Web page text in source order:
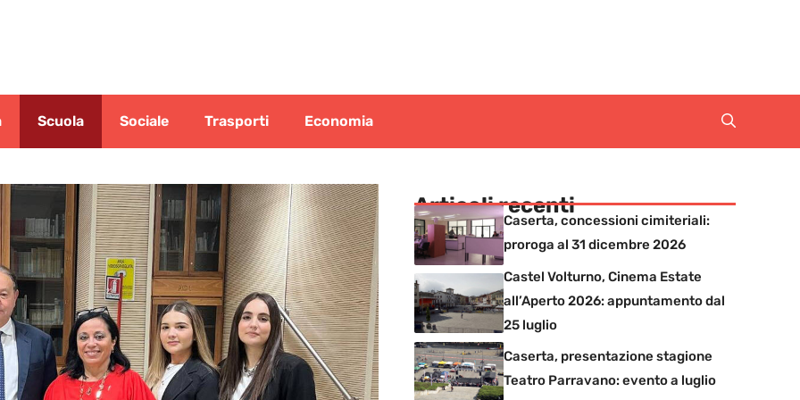
Scuola Sociale Trasporti Economia
Articoli recenti
Caserta, concessioni cimiteriali:
proroga al 31 dicembre 2026
Castel Volturno, Cinema Estate
all’Aperto 2026: appuntamento dal
25 luglio
Caserta, presentazione stagione
Teatro Parravano: evento a luglio